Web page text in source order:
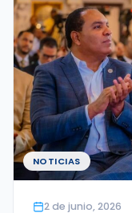
NOTICIAS
2 de junio, 2026